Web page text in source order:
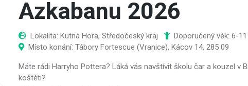
Azkabanu 2026
Lokalita: Kutná Hora, Středočeský kraj
Doporučený věk: 6-11
Místo konání: Tábory Fortescue (Vranice), Kácov 14, 285 09
Máte rádi Harryho Pottera? Láká vás navštívit školu čar a kouzel v
koštěti?